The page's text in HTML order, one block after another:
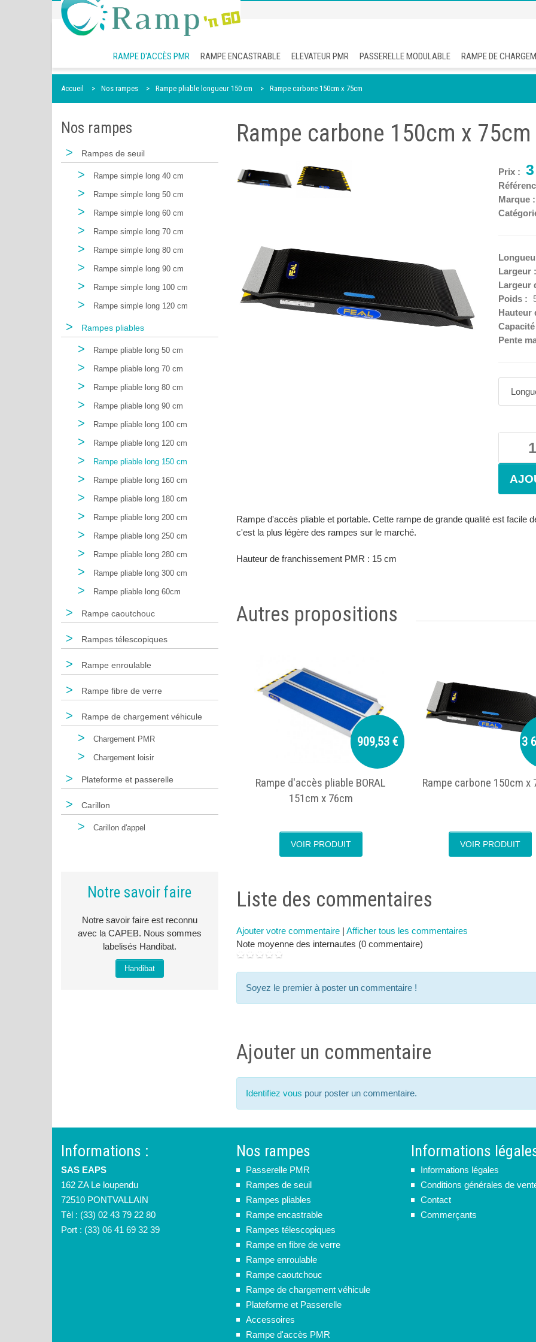
RAMPE D'ACCÈS PMR RAMPE ENCASTRABLE ELEVATEUR PMR PASSERELLE MODULABLE RAMPE DE
Accueil Nos rampes Rampe pliable longueur 150 cm Rampe carbone 150cm x 75cm
Rampe carbone 150cm x 75cm
Prix :
Marque :
Largeur :
Largeur
Poids :
Hauteur
Pente
Rampe d'accès pliable et portable. Cette rampe de grande qualité est facile
c'est la plus légère des rampes sur le marché.
Hauteur de franchissement PMR : 15 cm
Autres propositions
NOUVEAU
Rampe pliable KLASSIC
909,53 €
Rampe d'accès pliable BORAL
151cm x 76cm
VOIR PRODUIT
3
Rampe carbone 150cm x
VOIR PRODUIT
Liste des commentaires
Ajouter votre commentaire| Afficher tous les commentaires
Note moyenne des internautes (0 commentaire)
Soyez le premier à poster un commentaire !
Ajouter un commentaire
Identifiez vous pour poster un commentaire.
Nos rampes
> Rampes de seuil
> Rampe simple long 40 cm
> Rampe simple long 50 cm
> Rampe simple long 60 cm
> Rampe simple long 70 cm
> Rampe simple long 80 cm
> Rampe simple long 90 cm
> Rampe simple long 100 cm
> Rampe simple long 120 cm
> Rampes pliables
> Rampe pliable long 50 cm
> Rampe pliable long 70 cm
> Rampe pliable long 80 cm
> Rampe pliable long 90 cm
> Rampe pliable long 100 cm
> Rampe pliable long 120 cm
> Rampe pliable long 150 cm
> Rampe pliable long 160 cm
> Rampe pliable long 180 cm
> Rampe pliable long 200 cm
> Rampe pliable long 250 cm
> Rampe pliable long 280 cm
> Rampe pliable long 300 cm
> Rampe pliable long 60cm
> Rampe caoutchouc
> Rampes télescopiques
> Rampe enroulable
> Rampe fibre de verre
> Rampe de chargement véhicule
> Chargement PMR
> Chargement loisir
> Plateforme et passerelle
> Carillon
> Carillon d'appel
Notre savoir faire
Notre savoir faire est reconnu
avec la CAPEB. Nous sommes
labelisés Handibat.
Handibat
Informations :
SAS EAPS
162 ZA Le loupendu
72510 PONTVALLAIN
Tèl : (33) 02 43 79 22 80
Port : (33) 06 41 69 32 39
Nos rampes
Passerelle PMR
Rampes de seuil
Rampes pliables
Rampe encastrable
Rampes télescopiques
Rampe en fibre de verre
Rampe enroulable
Rampe caoutchouc
Rampe de chargement véhicule
Plateforme et Passerelle
Accessoires
Rampe d'accès PMR
Informations
Informations légales
Conditions générales de
Contact
Commerçants